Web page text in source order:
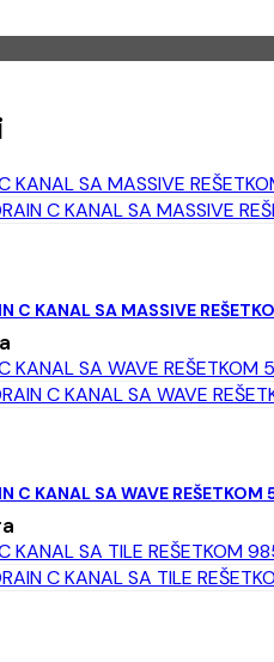
C KANAL SA MASSIVE
C KANAL SA WAVE